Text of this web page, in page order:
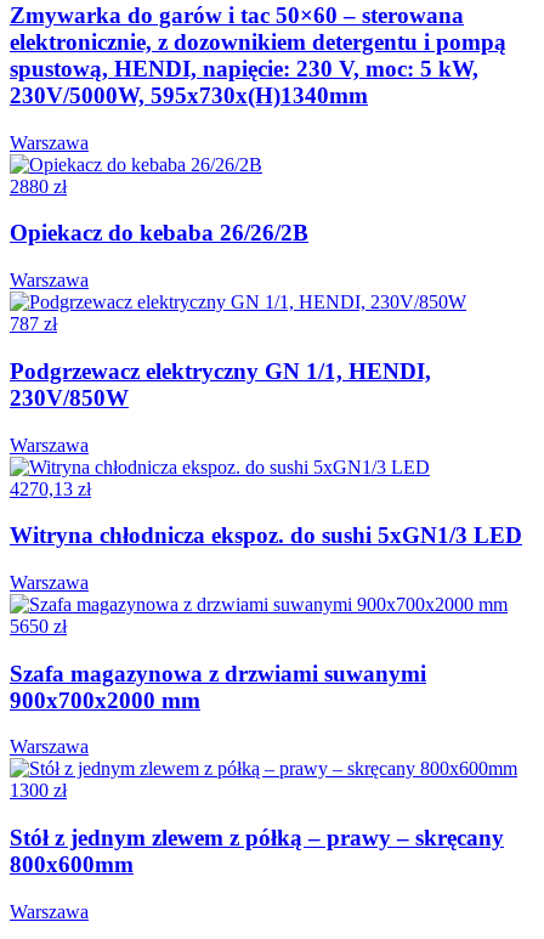
Zmywarka do garów i tac 50×60 – sterowana
elektronicznie, z dozownikiem detergentu i pompą
spustową, HENDI, napięcie: 230 V, moc: 5 kW,
230V/5000W, 595x730x(H)1340mm
Warszawa
2880 zł
Opiekacz do kebaba 26/26/2B
Warszawa
787 zł
Podgrzewacz elektryczny GN 1/1, HENDI,
230V/850W
Warszawa
4270,13 zł
Witryna chłodnicza ekspoz. do sushi 5xGN1/3 LED
Warszawa
5650 zł
Szafa magazynowa z drzwiami suwanymi
900x700x2000 mm
Warszawa
1300 zł
Stół z jednym zlewem z półką – prawy – skręcany
800x600mm
Warszawa